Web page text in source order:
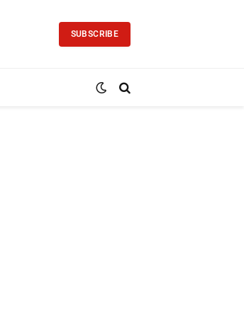
SUBSCRIBE